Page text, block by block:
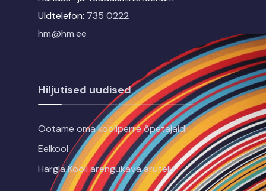
Üldtelefon: 735 0222
hm@hm.ee
Hiljutised uudised
Ootame oma kooliperre õpetajaid!
Eelkool
Hargla Kooli arengukava arutelu